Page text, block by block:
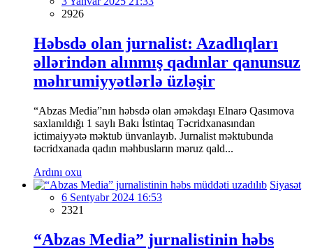
2926
Həbsdə olan jurnalist: Azadlıqları
əllərindən alınmış qadınlar qanunsuz
məhrumiyyətlərlə üzləşir
“Abzas Media”nın həbsdə olan əməkdaşı Elnarə Qasımova
saxlanıldığı 1 saylı Bakı İstintaq Təcridxanasından
ictimaiyyətə məktub ünvanlayıb. Jurnalist məktubunda
təcridxanada qadın məhbusların məruz qald...
Ardını oxu
Siyasət
6 Sentyabr 2024 16:53
2321
“Abzas Media” jurnalistinin həbs